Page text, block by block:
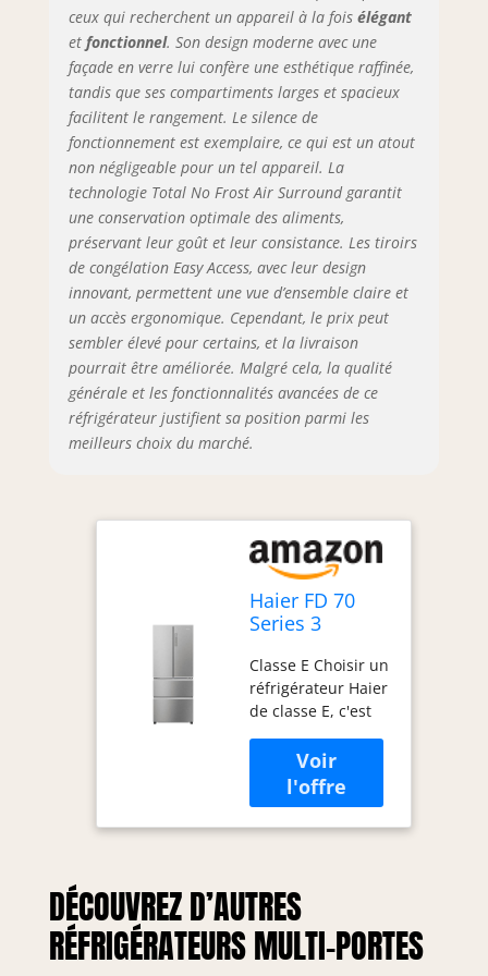
d'énergie inutiles.
Vous n'aurez plus
dégivrer votre
congélateur.
Entretenir votre
congélateur n'a
jamais été aussi
simple !
ceux qui recherchent un appareil à la fois élégant
et fonctionnel. Son design moderne avec une
façade en verre lui confère une esthétique raffinée,
tandis que ses compartiments larges et spacieux
facilitent le rangement. Le silence de
fonctionnement est exemplaire, ce qui est un atout
non négligeable pour un tel appareil. La
technologie Total No Frost Air Surround garantit
une conservation optimale des aliments,
préservant leur goût et leur consistance. Les tiroirs
de congélation Easy Access, avec leur design
innovant, permettent une vue d’ensemble claire et
un accès ergonomique. Cependant, le prix peut
sembler élevé pour certains, et la livraison
pourrait être améliorée. Malgré cela, la qualité
générale et les fonctionnalités avancées de ce
réfrigérateur justifient sa position parmi les
meilleurs choix du marché.
Haier FD 70
Series 3
frigo américain
Pose libre 402
L E Acier
inoxydable
Classe E Choisir un
réfrigérateur Haier
de classe E, c'est
économiser de
l'énergie,
améliorer les
performances et
respecter
consommation
énergétique par
rapport à la classe
F. Laissez l’air
DÉCOUVREZ D’AUTRES
RÉFRIGÉRATEURS MULTI-PORTES